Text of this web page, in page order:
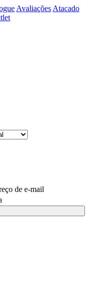
Avaliações Atacado
de e-mail